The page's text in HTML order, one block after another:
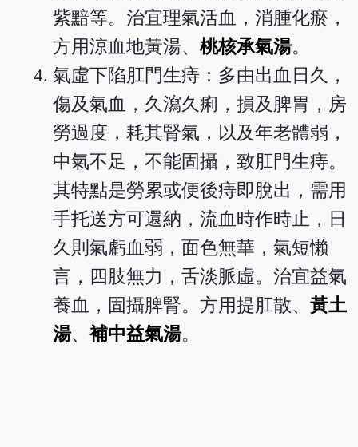
紫黯等。治宜理氣活血，消腫化瘀，
方用涼血地黃湯、桃核承氣湯。
氣虛下陷肛門生痔：多由出血日久，
傷及氣血，久瀉久痢，損及脾胃，房
勞過度，耗其腎氣，以及年老體弱，
中氣不足，不能固攝，致肛門生痔。
其特點是勞累或便後痔即脫出，需用
手托送方可還納，流血時作時止，日
久則氣虧血弱，面色無華，氣短懶
言，四肢無力，舌淡脈虛。治宜益氣
養血，固攝脾腎。方用提肛散、黃土
湯、補中益氣湯。